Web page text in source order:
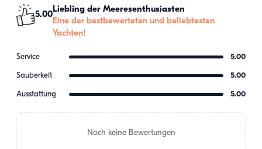
5.00
Liebling der Meeresenthusiasten
Eine der bestbewerteten und beliebtesten
Yachten!
Service 5.00
Sauberkeit 5.00
Ausstattung 5.00
Noch keine Bewertungen